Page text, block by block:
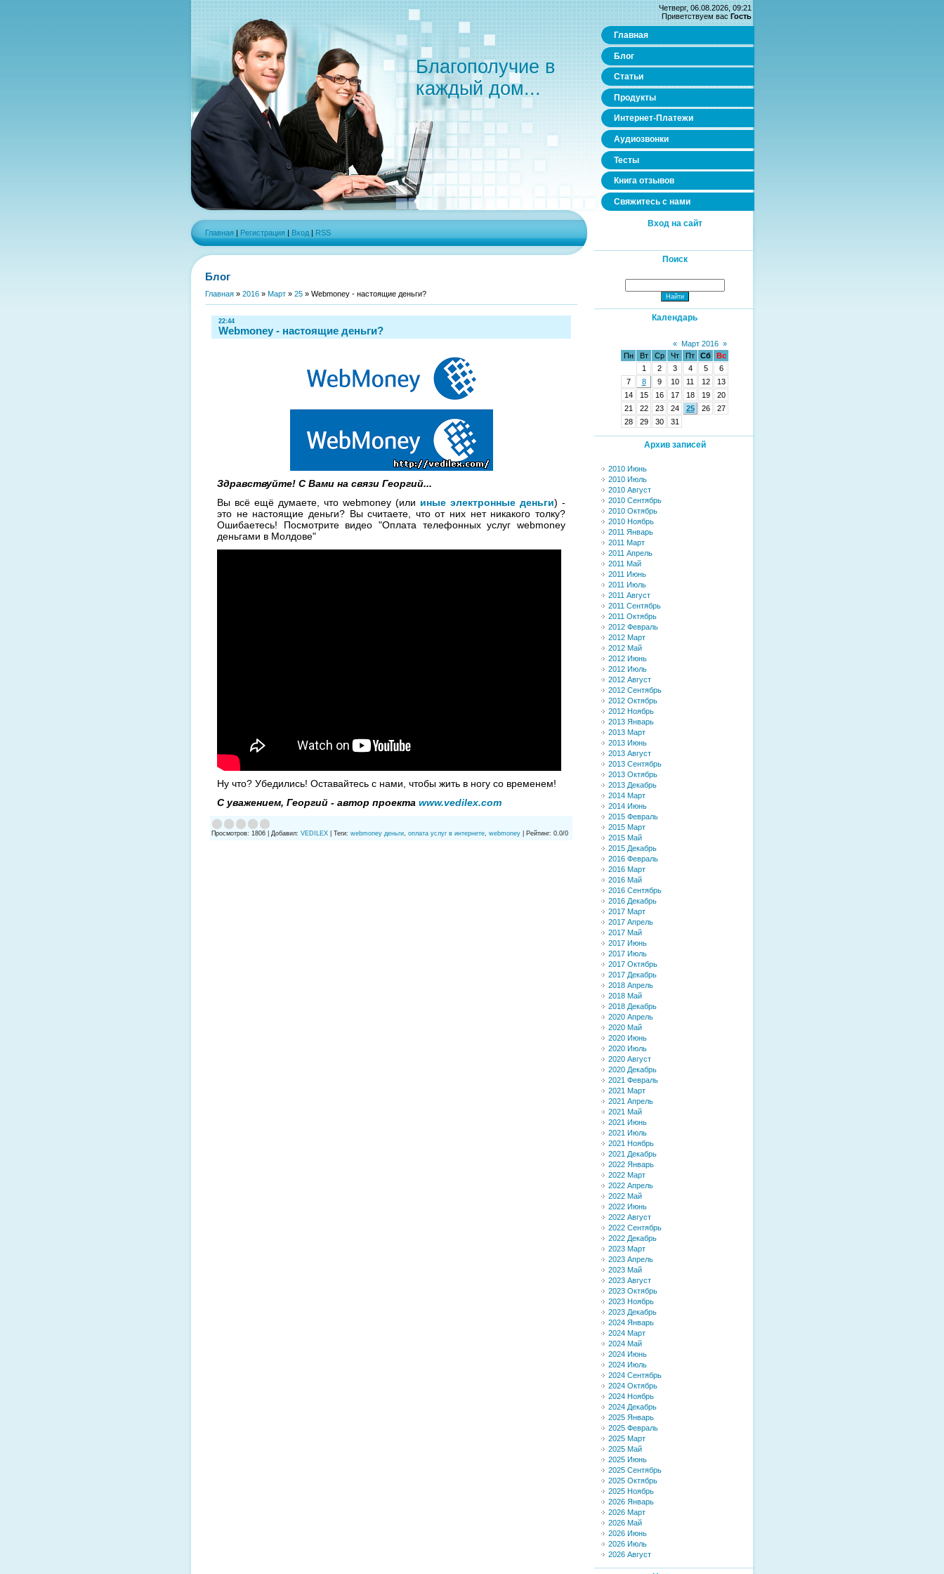
Благополучие в
каждый дом...
Главная | Регистрация | Вход | RSS
Блог
Главная » 2016 » Март » 25 » Webmoney - настоящие деньги?
22:44
Webmoney - настоящие деньги?
Здравствуйте! С Вами на связи Георгий...
Вы всё ещё думаете, что webmoney (или иные электронные деньги) -
это не настоящие деньги? Вы считаете, что от них нет никакого толку?
Ошибаетесь! Посмотрите видео "Оплата телефонных услуг webmoney
деньгами в Молдове"
Ну что? Убедились! Оставайтесь с нами, чтобы жить в ногу со временем!
С уважением, Георгий - автор проекта www.vedilex.com
Просмотров: 1806 Добавил: VEDILEX Теги: webmoney деньги оплата услуг в интернете webmoney Рейтинг: 0.0/0
Четверг, 06.08.2026, 09:21
Приветствуем вас Гость
Главная
Блог
Статьи
Продукты
Интернет-Платежи
Аудиозвонки
Тесты
Книга отзывов
Свяжитесь с нами
Вход на сайт
Поиск
Календарь
« Март 2016 »
Пн
Вт Ср Чт Пт Сб
Вс
1
2 3 4 5
6
7
8 9 10 11 12
13
14
15 16 17 18 19
20
21
22 23 24 25 26
27
28
29 30 31
Архив записей
2010 Июнь
2010 Июль
2010 Август
2010 Сентябрь
2010 Октябрь
2010 Ноябрь
2011 Январь
2011 Март
2011 Апрель
2011 Май
2011 Июнь
2011 Июль
2011 Август
2011 Сентябрь
2011 Октябрь
2012 Февраль
2012 Март
2012 Май
2012 Июнь
2012 Июль
2012 Август
2012 Сентябрь
2012 Октябрь
2012 Ноябрь
2013 Январь
2013 Март
2013 Июнь
2013 Август
2013 Сентябрь
2013 Октябрь
2013 Декабрь
2014 Март
2014 Июнь
2015 Февраль
2015 Март
2015 Май
2015 Декабрь
2016 Февраль
2016 Март
2016 Май
2016 Сентябрь
2016 Декабрь
2017 Март
2017 Апрель
2017 Май
2017 Июнь
2017 Июль
2017 Октябрь
2017 Декабрь
2018 Апрель
2018 Май
2018 Декабрь
2020 Апрель
2020 Май
2020 Июнь
2020 Июль
2020 Август
2020 Декабрь
2021 Февраль
2021 Март
2021 Апрель
2021 Май
2021 Июнь
2021 Июль
2021 Ноябрь
2021 Декабрь
2022 Январь
2022 Март
2022 Апрель
2022 Май
2022 Июнь
2022 Август
2022 Сентябрь
2022 Декабрь
2023 Март
2023 Апрель
2023 Май
2023 Август
2023 Октябрь
2023 Ноябрь
2023 Декабрь
2024 Январь
2024 Март
2024 Май
2024 Июнь
2024 Июль
2024 Сентябрь
2024 Октябрь
2024 Ноябрь
2024 Декабрь
2025 Январь
2025 Февраль
2025 Март
2025 Май
2025 Июнь
2025 Сентябрь
2025 Октябрь
2025 Ноябрь
2026 Январь
2026 Март
2026 Май
2026 Июнь
2026 Июль
2026 Август